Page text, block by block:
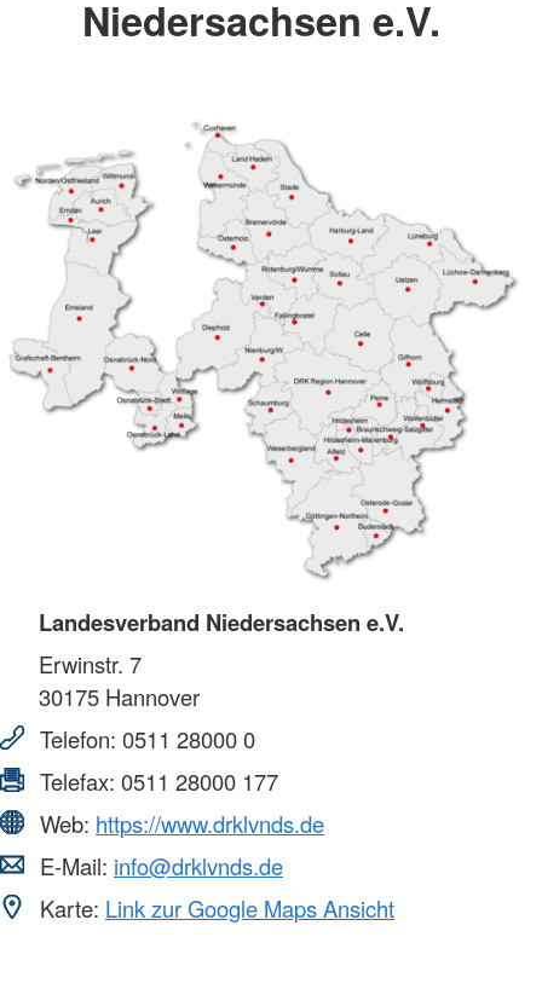
Niedersachsen e.V.
Landesverband Niedersachsen e.V.
Erwinstr. 7
30175 Hannover
Telefon: 0511 28000 0
Telefax: 0511 28000 177
Web: https://www.drklvnds.de
E-Mail: info@drklvnds.de
Karte: Link zur Google Maps Ansicht